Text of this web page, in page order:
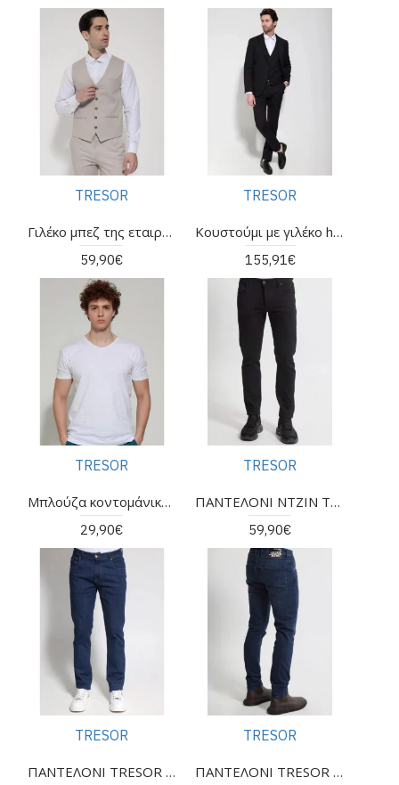
TRESOR
Γιλέκο μπεζ της εταιρείας TRESOR
59,90€
TRESOR
Κουστούμι με γιλέκο houston της εταιρείας TRESOR
155,91€
TRESOR
Μπλούζα κοντομάνικη της εταιρείας TRESOR
29,90€
TRESOR
ΠΑΝΤΕΛΟΝΙ NTZIN ΤΗΣ ΕΤΑΙΡΕΙΑΣ TRESOR ΧΕΙΜΩΝΑΣ 2025-2026
59,90€
TRESOR
ΠΑΝΤΕΛΟΝΙ TRESOR JEAN
TRESOR
ΠΑΝΤΕΛΟΝΙ TRESOR JEAN ΣΕ ΜΠΛΕ ΧΡΩΜΑ ΧΕΙΜΩΝΑΣ 2025-2026